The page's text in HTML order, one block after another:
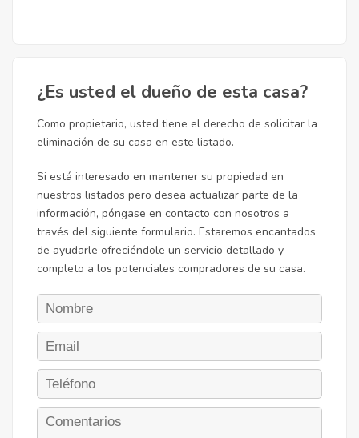
¿Es usted el dueño de esta casa?
Como propietario, usted tiene el derecho de solicitar la
eliminación de su casa en este listado.
Si está interesado en mantener su propiedad en
nuestros listados pero desea actualizar parte de la
información, póngase en contacto con nosotros a
través del siguiente formulario. Estaremos encantados
de ayudarle ofreciéndole un servicio detallado y
completo a los potenciales compradores de su casa.